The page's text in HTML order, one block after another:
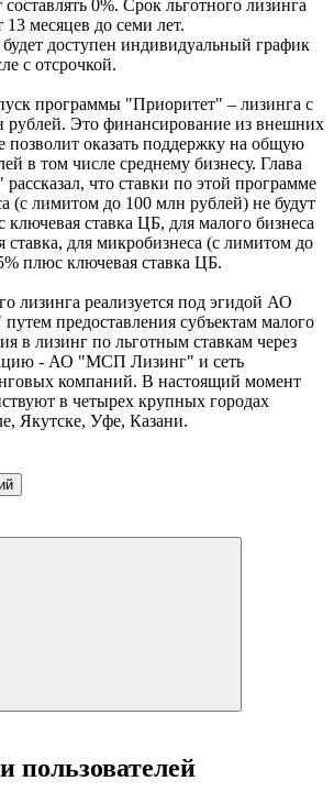
0%. Срок льготного лизинга
13 месяцев до семи лет.
доступен индивидуальный график
с отсрочкой.
программы "Приоритет" – лизинга с
рублей. Это финансирование из внешних
позволит оказать поддержку на общую
в том числе среднему бизнесу. Глава
что ставки по этой программе
(с лимитом до 100 млн рублей) не будут
ставка ЦБ, для малого бизнеса
для микробизнеса (с лимитом до
плюс ключевая ставка ЦБ.
лизинга реализуется под эгидой АО
предоставления субъектам малого
в лизинг по льготным ставкам через
- АО "МСП Лизинг" и сеть
компаний. В настоящий момент
в четырех крупных городах
Якутске, Уфе, Казани.
пользователей